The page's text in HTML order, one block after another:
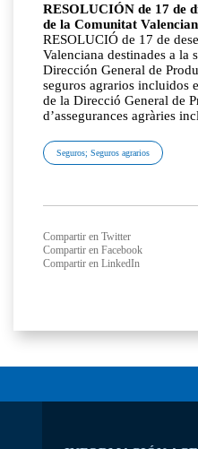
RESOLUCIÓN de 17 de
de la Comunitat
RESOLUCIÓ de 17 de
Valenciana destinades a la
Dirección General de
seguros agrarios incluidos
de la Direcció General de
d’assegurances agràries
Seguros; Seguros agrarios
Compartir en Twitter
Compartir en Facebook
Compartir en LinkedIn